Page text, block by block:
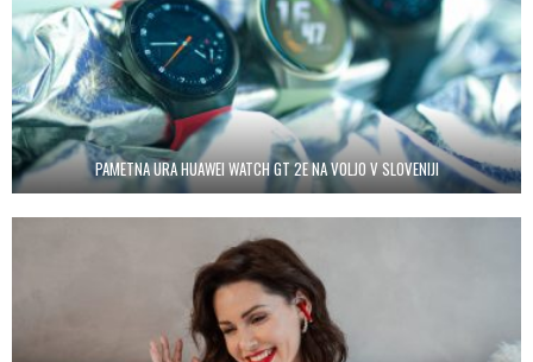
PAMETNA URA HUAWEI WATCH GT 2E NA VOLJO V SLOVENIJI